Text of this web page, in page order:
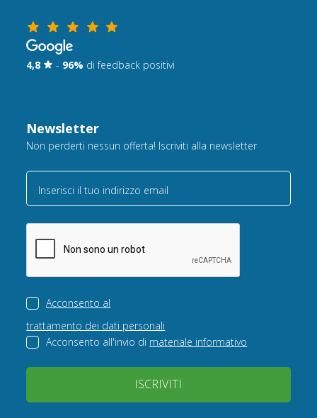
4,8 - 96% di feedback positivi
Newsletter
Non perderti nessun offerta! Iscriviti alla newsletter
Inserisci il tuo indirizzo email
Acconsento al
trattamento dei dati personali
Acconsento all'invio di materiale informativo
ISCRIVITI